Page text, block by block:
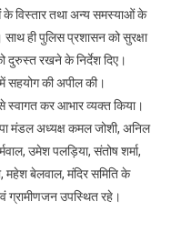
रहीं
मौजूद
के विस्तार तथा अन्य समस्याओं के
ही पुलिस प्रशासन को सुरक्षा
दुरुस्त रखने के निर्देश दिए।
सहयोग की अपील की।
स्वागत कर आभार व्यक्त किया।
मंडल अध्यक्ष कमल जोशी, अनिल
उमेश पलड़िया, संतोष शर्मा,
महेश बेलवाल, मंदिर समिति के
ग्रामीणजन उपस्थित रहे।